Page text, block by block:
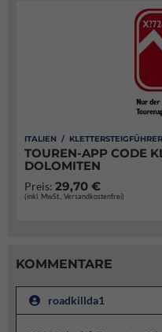
ITALIEN / KLETTERSTEIGFÜHRER
TOUREN-APP CODE
DOLOMITEN
Preis: 29,70 €
(inkl. MwSt., Versandkostenfrei)
KOMMENTARE
roadkillda1